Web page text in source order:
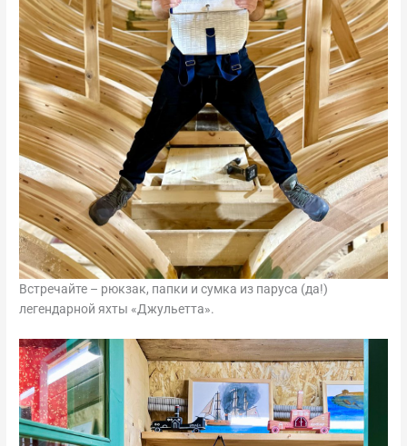
Встречайте – рюкзак, папки и сумка из паруса (да!)
легендарной яхты «Джульетта».